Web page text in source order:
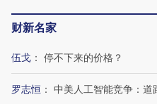
财新名家
伍戈 ： 停不下来的价格？
罗志恒 ： 中美人工智能竞争：道